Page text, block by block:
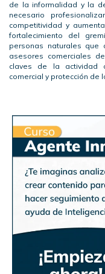
de la informalidad y la
necesario
competitividad y
fortalecimiento del
personas naturales que
asesores comerciales
claves de la actividad
comercial y protección de